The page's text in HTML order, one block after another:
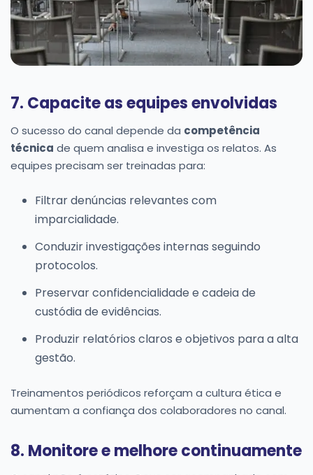
7. Capacite as equipes envolvidas
O sucesso do canal depende da competência
técnica de quem analisa e investiga os relatos. As
equipes precisam ser treinadas para:
Filtrar denúncias relevantes com
imparcialidade.
Conduzir investigações internas seguindo
protocolos.
Preservar confidencialidade e cadeia de
custódia de evidências.
Produzir relatórios claros e objetivos para a alta
gestão.
Treinamentos periódicos reforçam a cultura ética e
aumentam a confiança dos colaboradores no canal.
8. Monitore e melhore continuamente